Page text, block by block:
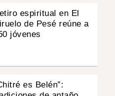
espiritual en El
de Pesé reúne a
jóvenes
es Belén”: